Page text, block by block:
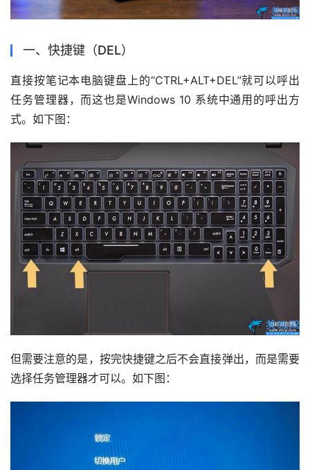
一、快捷键（DEL）
直接按笔记本电脑键盘上的“CTRL+ALT+DEL”就可以呼出
任务管理器，而这也是Windows 10 系统中通用的呼出方
式。如下图：
但需要注意的是，按完快捷键之后不会直接弹出，而是需要
选择任务管理器才可以。如下图：